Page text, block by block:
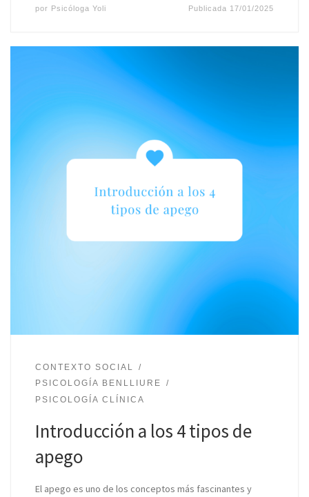
por Psicóloga Yoli Publicada 17/01/2025
CONTEXTO SOCIAL
PSICOLOGÍA BENLLIURE
PSICOLOGÍA CLÍNICA
Introducción a los 4 tipos de
apego
El apego es uno de los conceptos más fascinantes y